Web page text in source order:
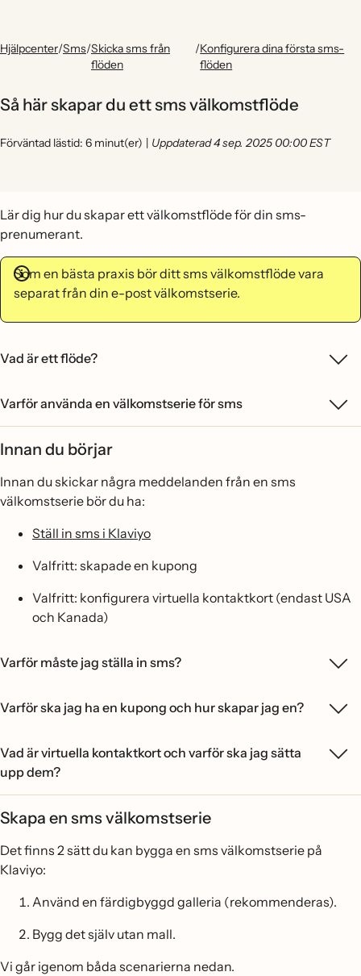
Hjälpcenter/Sms/Skicka sms från
flöden
/Konfigurera dina första sms-
flöden
Så här skapar du ett sms välkomstflöde
Förväntad lästid: 6 minut(er) | Uppdaterad 4 sep. 2025 00:00 EST
Lär dig hur du skapar ett välkomstflöde för din sms-
prenumerant.
Som en bästa praxis bör ditt sms välkomstflöde vara
separat från din e-post välkomstserie.
Vad är ett flöde?
Varför använda en välkomstserie för sms
Innan du börjar
Innan du skickar några meddelanden från en sms
välkomstserie bör du ha:
Ställ in sms i Klaviyo
Valfritt: skapade en kupong
Valfritt: konfigurera virtuella kontaktkort (endast USA
och Kanada)
Varför måste jag ställa in sms?
Varför ska jag ha en kupong och hur skapar jag en?
Vad är virtuella kontaktkort och varför ska jag sätta
upp dem?
Skapa en sms välkomstserie
Det finns 2 sätt du kan bygga en sms välkomstserie på
Klaviyo:
Använd en färdigbyggd galleria (rekommenderas).
Bygg det själv utan mall.
Vi går igenom båda scenarierna nedan.